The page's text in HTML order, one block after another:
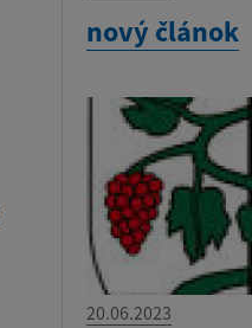
nový článok
20.06.2023